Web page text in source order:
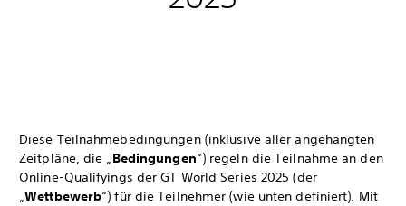
Diese Teilnahmebedingungen (inklusive aller angehängten
Zeitpläne, die „Bedingungen“) regeln die Teilnahme an den
Online-Qualifyings der GT World Series 2025 (der
„Wettbewerb“) für die Teilnehmer (wie unten definiert). Mit